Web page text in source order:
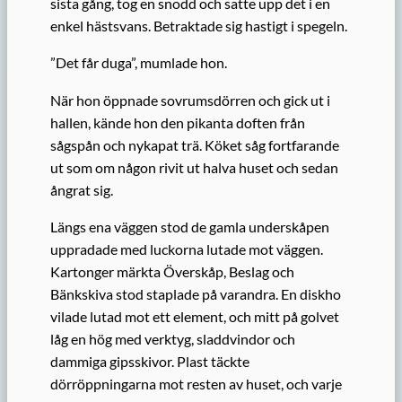
enkel hästsvans. Betraktade sig hastigt i spegeln.
”Det får duga”, mumlade hon.
När hon öppnade sovrumsdörren och gick ut i
hallen, kände hon den pikanta doften från
sågspån och nykapat trä. Köket såg fortfarande
ut som om någon rivit ut halva huset och sedan
ångrat sig.
Längs ena väggen stod de gamla underskåpen
uppradade med luckorna lutade mot väggen.
Kartonger märkta Överskåp, Beslag och
Bänkskiva stod staplade på varandra. En diskho
vilade lutad mot ett element, och mitt på golvet
låg en hög med verktyg, sladdvindor och
dammiga gipsskivor. Plast täckte
dörröppningarna mot resten av huset, och varje